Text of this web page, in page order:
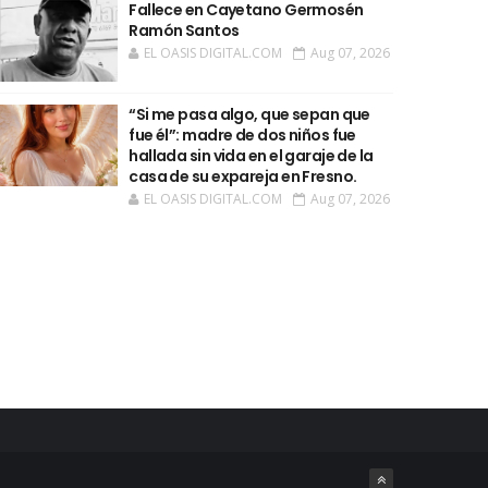
Fallece en Cayetano Germosén
Ramón Santos
EL OASIS DIGITAL.COM Aug 07, 2026
“Si me pasa algo, que sepan que
fue él”: madre de dos niños fue
hallada sin vida en el garaje de la
casa de su expareja en Fresno.
EL OASIS DIGITAL.COM Aug 07, 2026